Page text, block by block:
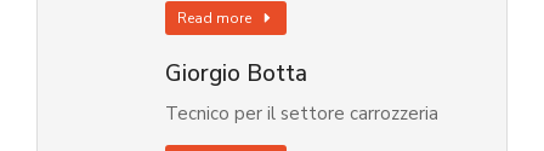
Read more
Giorgio Botta
Tecnico per il settore carrozzeria